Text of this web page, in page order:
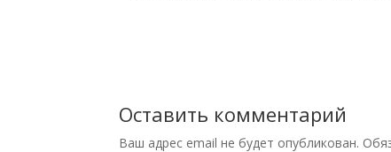
Оставить комментарий
Ваш адрес email не будет опубликован.